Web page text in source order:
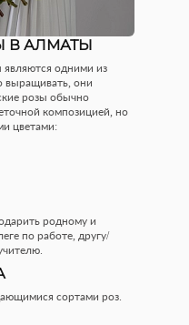
В АЛМАТЫ
являются одними из
выращивать, они
розы обычно
композицией, но
цветами:
родному и
по работе, другу/
сортами роз.